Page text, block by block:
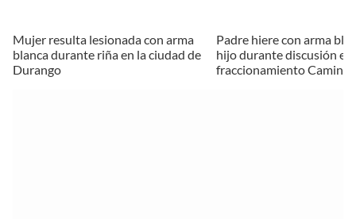
Mujer resulta lesionada con arma
blanca durante riña en la ciudad de
Durango
Padre hiere con arma
hijo durante discusión en
fraccionamiento